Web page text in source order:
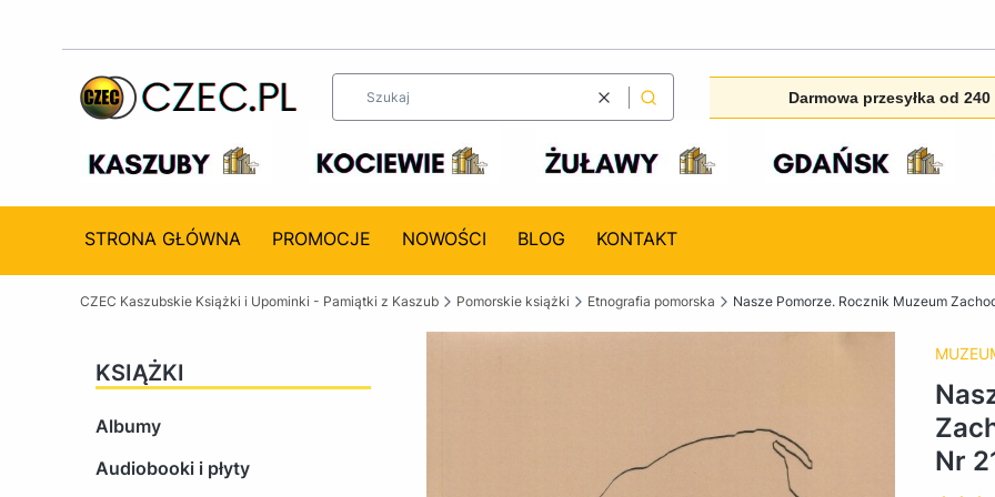
WyczyśćSzukaj Darmowa przesyłka od 240
STRONA GŁÓWNA PROMOCJE NOWOŚCI BLOG KONTAKT
CZEC Kaszubskie Książki i Upominki - Pamiątki z Kaszub Pomorskie książki Etnografia pomorska Nasze Pomorze. Rocznik Muzeum
KSIĄŻKI
Albumy
Audiobooki i płyty
Nr